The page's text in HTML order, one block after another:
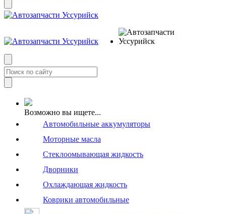
Возможно вы ищете...
Автомобильные аккумуляторы
Моторные масла
Стеклоомывающая жидкость
Дворники
Охлаждающая жидкость
Коврики автомобильные